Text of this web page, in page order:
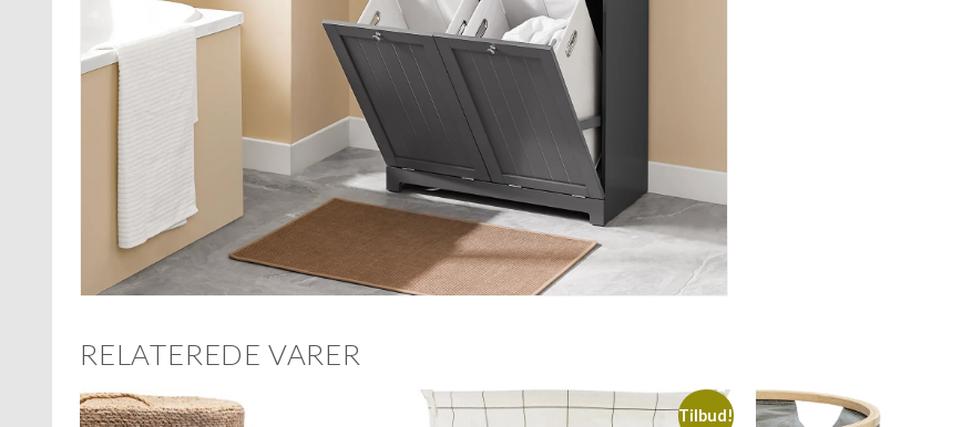
RELATEREDE VARER
Tilbud!